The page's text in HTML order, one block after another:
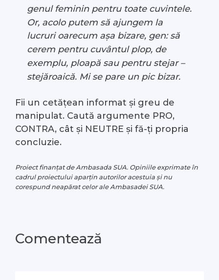
genul feminin pentru toate cuvintele.
Or, acolo putem să ajungem la
lucruri oarecum așa bizare, gen: să
cerem pentru cuvântul plop, de
exemplu, ploapă sau pentru stejar –
stejăroaică. Mi se pare un pic bizar.
Fii un cetățean informat și greu de
manipulat. Caută argumente PRO,
CONTRA, cât și NEUTRE și fă-ți propria
concluzie.
Proiect finanțat de Ambasada SUA. Opiniile exprimate în
cadrul proiectului aparțin autorilor acestuia și nu
corespund neapărat celor ale Ambasadei SUA.
Comentează